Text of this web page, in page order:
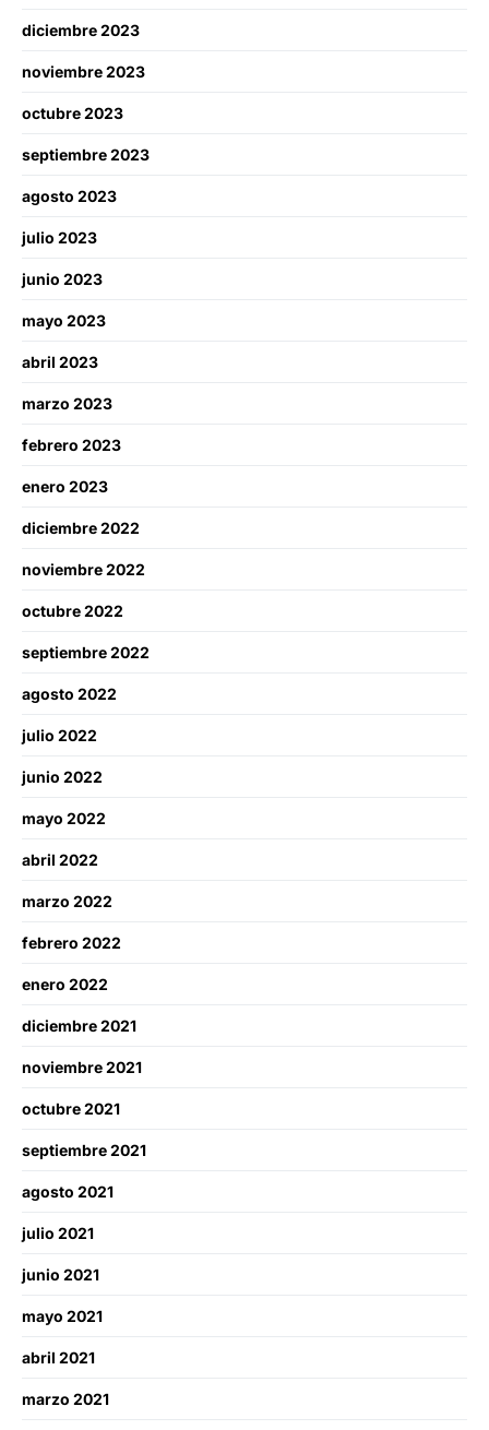
diciembre 2023
noviembre 2023
octubre 2023
septiembre 2023
agosto 2023
julio 2023
junio 2023
mayo 2023
abril 2023
marzo 2023
febrero 2023
enero 2023
diciembre 2022
noviembre 2022
octubre 2022
septiembre 2022
agosto 2022
julio 2022
junio 2022
mayo 2022
abril 2022
marzo 2022
febrero 2022
enero 2022
diciembre 2021
noviembre 2021
octubre 2021
septiembre 2021
agosto 2021
julio 2021
junio 2021
mayo 2021
abril 2021
marzo 2021